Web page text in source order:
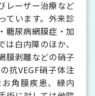
レーザー治療など
ています。外来診
糖尿病網膜症・加
白内障のほか、
膜剥離などの硝子
抗VEGF硝子体注
角膜疾患、緑内